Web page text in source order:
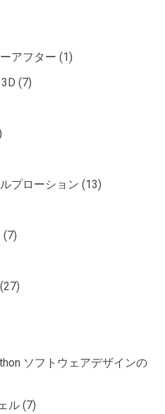
アフター (1)
(7)
プローション (13)
(7)
(27)
ソフトウェアデザインの
ル (7)